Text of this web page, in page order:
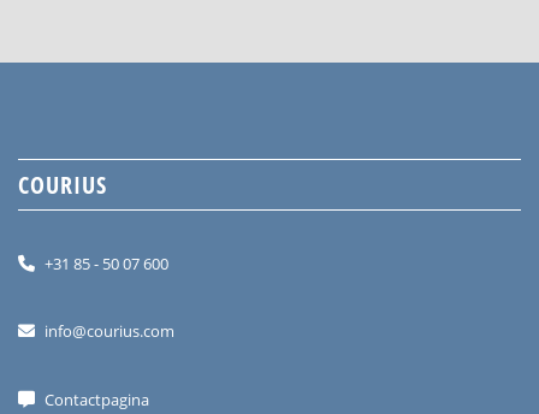
COURIUS
+31 85 - 50 07 600
info@courius.com
Contactpagina